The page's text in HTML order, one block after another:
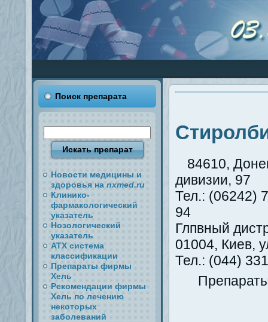
Поиск препарата
Новости медицины и
здоровья наnxmed.ru
Клинико-
фармакологический
указатель
Нозологический
указатель
АТХ система
классификации
Препараты фирмы
Хель
Рекомендации фирмы
Хель по лечению
некоторых
заболеваний
84610,
дивизии, 97
Тел.: (06242)
94
Глпвный
01004, Киев,
Тел.: (044)